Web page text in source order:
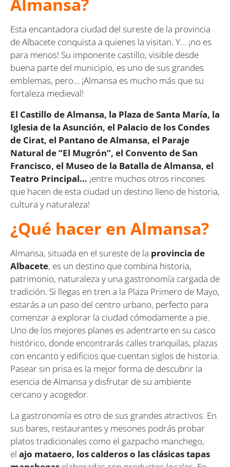
Esta encantadora ciudad del sureste de la provincia
de Albacete conquista a quienes la visitan. Y… ¡no es
para menos! Su imponente castillo, visible desde
buena parte del municipio, es uno de sus grandes
emblemas, pero… ¡Almansa es mucho más que su
fortaleza medieval!
El Castillo de Almansa, la Plaza de Santa María, la
Iglesia de la Asunción, el Palacio de los Condes
de Cirat, el Pantano de Almansa, el Paraje
Natural de “El Mugrón”, el Convento de San
Francisco, el Museo de la Batalla de Almansa, el
Teatro Principal… ¡entre muchos otros rincones
que hacen de esta ciudad un destino lleno de historia,
cultura y naturaleza!
¿Qué hacer en Almansa?
Almansa, situada en el sureste de la provincia de
Albacete, es un destino que combina historia,
patrimonio, naturaleza y una gastronomía cargada de
tradición. Si llegas en tren a la Plaza Primero de Mayo,
estarás a un paso del centro urbano, perfecto para
comenzar a explorar la ciudad cómodamente a pie.
Uno de los mejores planes es adentrarte en su casco
histórico, donde encontrarás calles tranquilas, plazas
con encanto y edificios que cuentan siglos de historia.
Pasear sin prisa es la mejor forma de descubrir la
esencia de Almansa y disfrutar de su ambiente
cercano y acogedor.
La gastronomía es otro de sus grandes atractivos. En
sus bares, restaurantes y mesones podrás probar
platos tradicionales como el gazpacho manchego,
el ajo mataero, los calderos o las clásicas tapas